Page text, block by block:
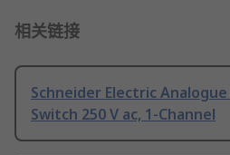
相关链接
Schneider Electric
Switch 250 V ac, 1-Channel